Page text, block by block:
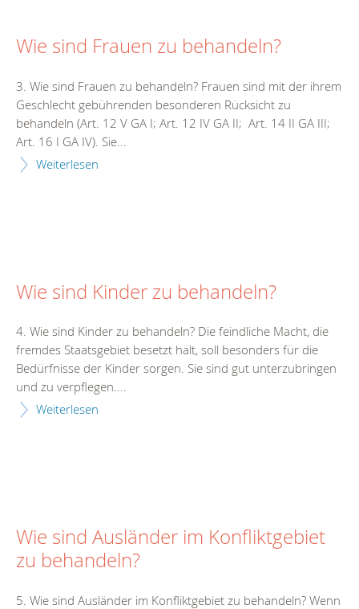
Wie sind Frauen zu behandeln?
3. Wie sind Frauen zu behandeln? Frauen sind mit der ihrem
Geschlecht gebührenden besonderen Rücksicht zu
behandeln (Art. 12 V GA I; Art. 12 IV GA II; Art. 14 II GA III;
Art. 16 I GA IV). Sie...
Weiterlesen
Wie sind Kinder zu behandeln?
4. Wie sind Kinder zu behandeln? Die feindliche Macht, die
fremdes Staatsgebiet besetzt hält, soll besonders für die
Bedürfnisse der Kinder sorgen. Sie sind gut unterzubringen
und zu verpflegen....
Weiterlesen
Wie sind Ausländer im Konfliktgebiet
zu behandeln?
5. Wie sind Ausländer im Konfliktgebiet zu behandeln? Wenn